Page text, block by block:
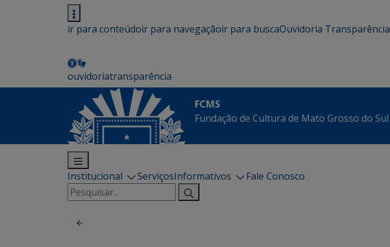
ir para conteúdoir para navegaçãoir para buscaOuvidoria Transparência
ouvidoriatransparência
FCMS
Fundação de Cultura de Mato Grosso do Sul
Institucional ServiçosInformativos
Fale Conosco
Pesquisar
por: